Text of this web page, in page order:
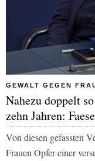
GEWALT GEGEN
Nahezu doppelt
zehn Jahren:
Von diesen gefassten
Frauen Opfer einer